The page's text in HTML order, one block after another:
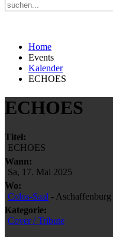
Home
Events
Kalender
ECHOES
ECHOES
Titel:
ECHOES
Wann:
Sa, 17. Mai 2025
Wo:
Colos-Saal - Aschaffenburg
Kategorie:
Cover / Tribute